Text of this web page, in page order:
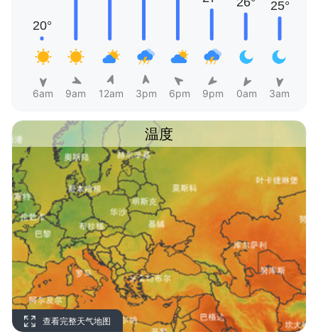
6am 9am 12am 3pm 6pm 9pm 0am 3am
温度
查看完整天气地图